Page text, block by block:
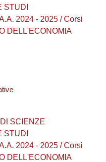
STUDI
2024 - 2025 / Corsi
DELL'ECONOMIA
SCIENZE
STUDI
2024 - 2025 / Corsi
DELL'ECONOMIA